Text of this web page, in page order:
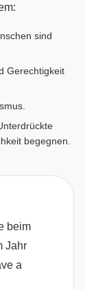
sind
Gerechtigkeit
begegnen.
beim
Jahr
a